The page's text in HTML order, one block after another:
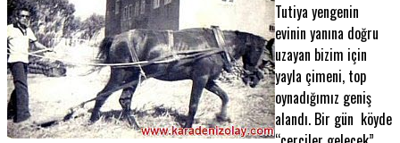
Tutiya yengenin
evinin yanına doğru
uzayan bizim için
yayla çimeni, top
oynadığımız geniş
alandı. Bir gün köyde